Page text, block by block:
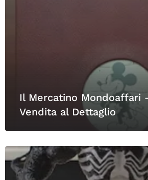
Il Mercatino Mondoaffari
Vendita al Dettaglio